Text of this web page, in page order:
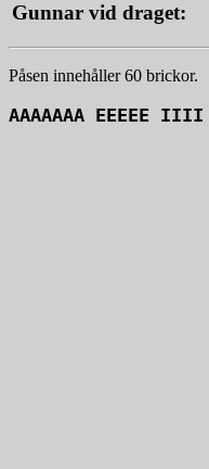
Gunnar vid draget:
Påsen innehåller 60 brickor.
AAAAAAA EEEEE IIII